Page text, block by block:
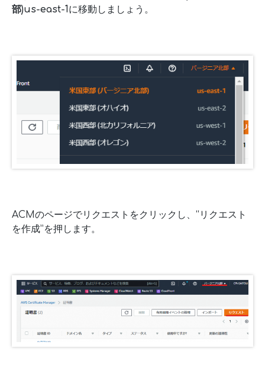
部)us-east-1に移動しましょう。
ACMのページでリクエストをクリックし、“リクエスト
を作成”を押します。